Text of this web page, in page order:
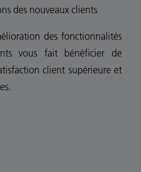
des nouveaux clients
des fonctionnalités
vous fait bénéficier de
client supérieure et